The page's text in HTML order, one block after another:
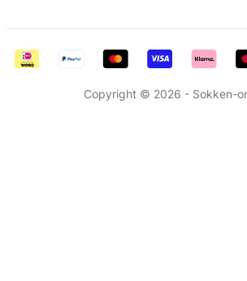
Copyright © 2026 - Sokken-